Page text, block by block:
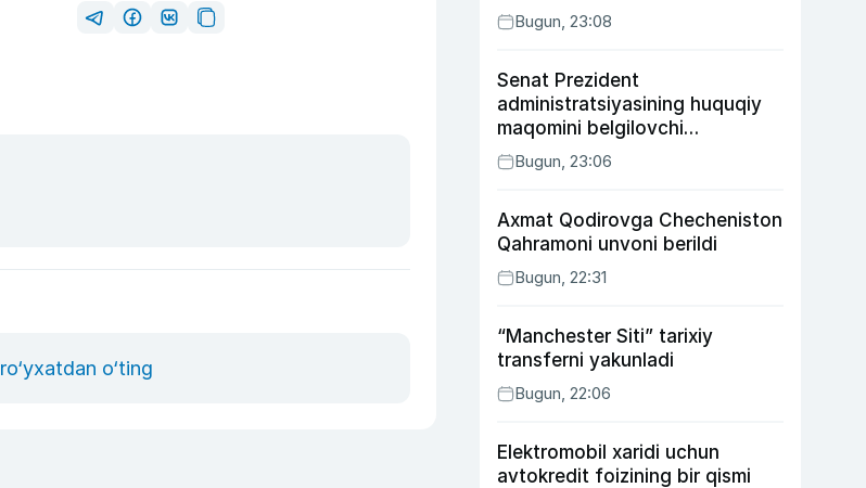
ro‘yxatdan o‘ting
Bugun, 23:08
Senat Prezident
administratsiyasining huquqiy
maqomini belgilovchi
konstitutsiyaviy qonunni
ma’qulladi
Bugun, 23:06
Axmat Qodirovga Checheniston
Qahramoni unvoni berildi
Bugun, 22:31
“Manchester Siti” tarixiy
transferni yakunladi
Bugun, 22:06
Elektromobil xaridi uchun
avtokredit foizining bir qismi